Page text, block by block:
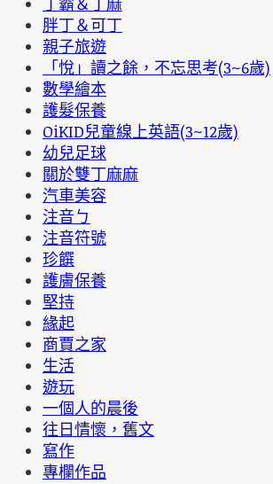
胖丁＆可丁
親子旅遊
「悅」讀之餘，不忘思考(3~6歲)
數學繪本
護髮保養
OiKID兒童線上英語(3~12歲)
幼兒足球
關於雙丁麻麻
汽車美容
注音ㄅ
注音符號
珍饌
護膚保養
堅持
緣起
商賈之家
生活
遊玩
一個人的晨後
往日情懷，舊文
寫作
專欄作品